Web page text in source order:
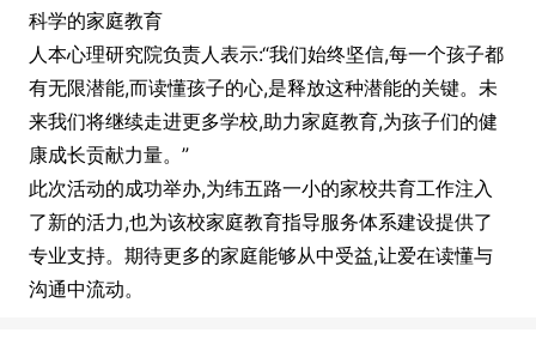
科学的家庭教育
人本心理研究院负责人表示:“我们始终坚信,每一个孩子都
有无限潜能,而读懂孩子的心,是释放这种潜能的关键。未
来我们将继续走进更多学校,助力家庭教育,为孩子们的健
康成长贡献力量。”
此次活动的成功举办,为纬五路一小的家校共育工作注入
了新的活力,也为该校家庭教育指导服务体系建设提供了
专业支持。期待更多的家庭能够从中受益,让爱在读懂与
沟通中流动。